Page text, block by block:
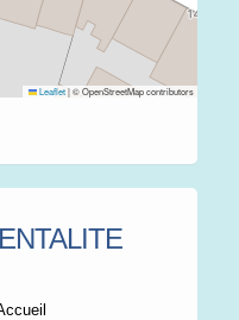
Leaflet|© OpenStreetMap contributors